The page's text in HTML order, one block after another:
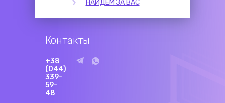
НАЙДЕМ ЗА ВАС
Контакты
+38
(044)
339-
59-
48